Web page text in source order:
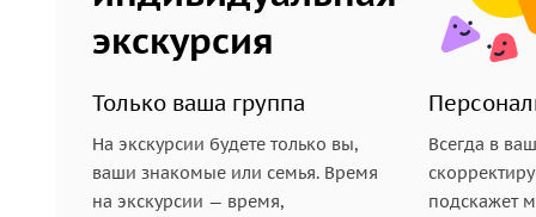
15:00 — Посещение сопки «Ставка Чингисхана».
16:00 — Возвращение в город.
День 4
08:00 — Выезд в Иркутск.
экскурсия
Только ваша группа
На экскурсии будете только вы,
ваши знакомые или семья. Время
на экскурсии — время,
Всегда в
подскажет